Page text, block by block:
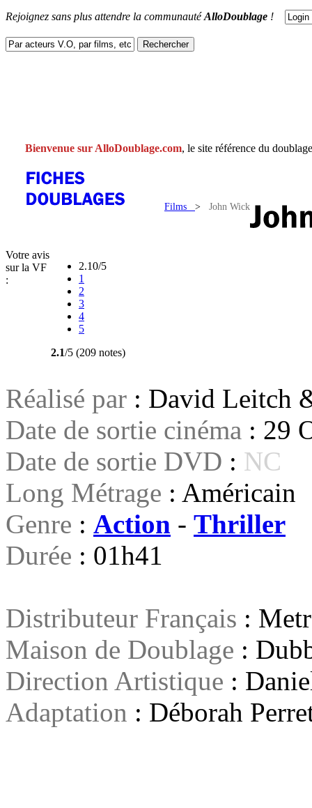
Rejoignez sans plus attendre la communautéAlloDoublage !
Bienvenue sur AlloDoublage.com, le site référence du
Films > John Wick
Votre avis
sur la VF
:
2.10/5
1
2
3
4
5
2.1/5 (209 notes)
Réalisé par : David Leitch
Date de sortie cinéma : 29
Date de sortie DVD : NC
Long Métrage : Américain
Genre : Action - Thriller
Durée : 01h41
Distributeur Français :
Maison de Doublage :
Direction Artistique :
Adaptation : Déborah